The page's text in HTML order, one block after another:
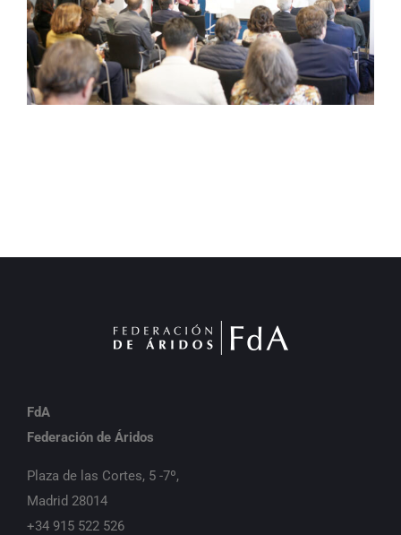
FdA
Federación de Áridos
Plaza de las Cortes, 5 -7º,
Madrid 28014
+34 915 522 526